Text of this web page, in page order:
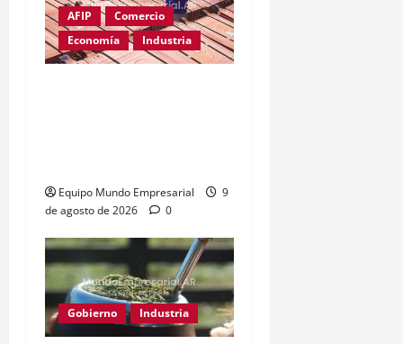
AFIP
Comercio
Economía
Industria
Equipo Mundo Empresarial
9
de agosto de 2026
0
Gobierno Industria